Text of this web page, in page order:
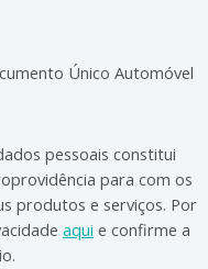
Único Automóvel
pessoais constitui
para com os
produtos e serviços. Por
aqui e confirme a